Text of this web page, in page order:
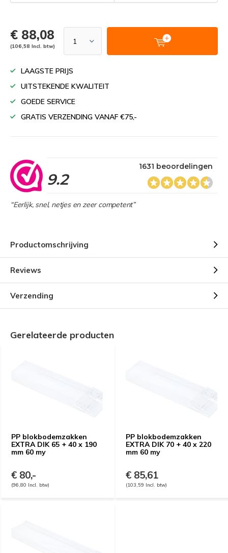
€ 88,08
(106,58 Incl. btw)
LAAGSTE PRIJS
UITSTEKENDE KWALITEIT
GOEDE SERVICE
GRATIS VERZENDING VANAF €75,-
9.2
1631 beoordelingen
“Eerlijk, snel, netjes en zeer competent”
Productomschrijving
Reviews
Verzending
Gerelateerde producten
PP blokbodemzakken
EXTRA DIK 65 + 40 x 190
mm 60 my
€ 80,-
(96,80 Incl. btw)
PP blokbodemzakken
EXTRA DIK 70 + 40 x 220
mm 60 my
€ 85,61
(103,59 Incl. btw)